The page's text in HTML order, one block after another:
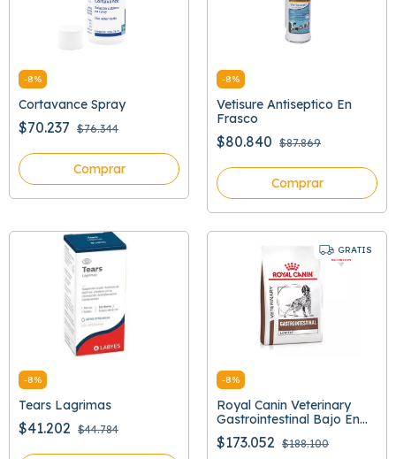
-8%
Cortavance Spray
$70.237 $76.344
Comprar
-8%
Vetisure Antiseptico En
Frasco
$80.840 $87.869
Comprar
-8%
Tears Lagrimas
$41.202 $44.784
GRATIS
-8%
Royal Canin Veterinary
Gastrointestinal Bajo En
Grasa
$173.052 $188.100